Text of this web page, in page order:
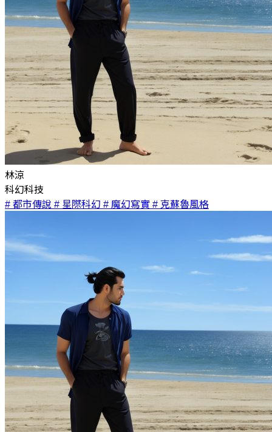
林涼
科幻科技
# 都市傳說 # 星際科幻 # 魔幻寫實 # 克蘇魯風格